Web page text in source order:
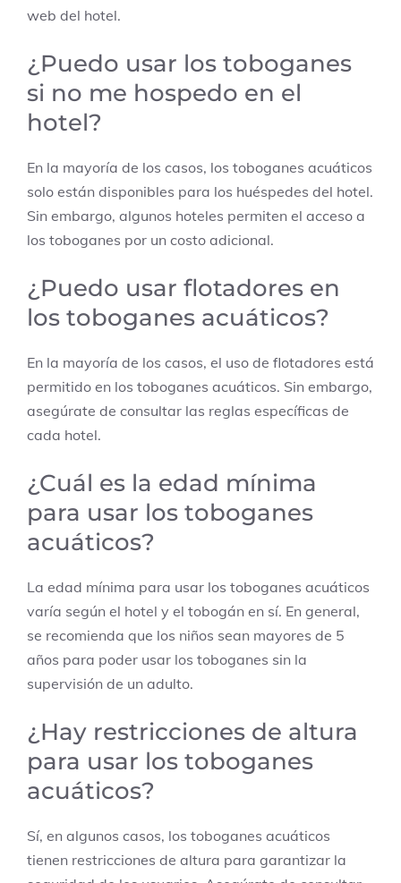
web del hotel.
¿Puedo usar los toboganes
si no me hospedo en el
hotel?
En la mayoría de los casos, los toboganes acuáticos
solo están disponibles para los huéspedes del hotel.
Sin embargo, algunos hoteles permiten el acceso a
los toboganes por un costo adicional.
¿Puedo usar flotadores en
los toboganes acuáticos?
En la mayoría de los casos, el uso de flotadores está
permitido en los toboganes acuáticos. Sin embargo,
asegúrate de consultar las reglas específicas de
cada hotel.
¿Cuál es la edad mínima
para usar los toboganes
acuáticos?
La edad mínima para usar los toboganes acuáticos
varía según el hotel y el tobogán en sí. En general,
se recomienda que los niños sean mayores de 5
años para poder usar los toboganes sin la
supervisión de un adulto.
¿Hay restricciones de altura
para usar los toboganes
acuáticos?
Sí, en algunos casos, los toboganes acuáticos
tienen restricciones de altura para garantizar la